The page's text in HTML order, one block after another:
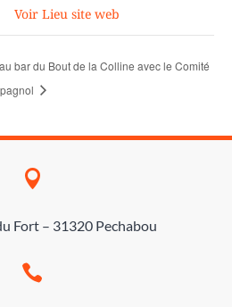
Voir Lieu site web
bar du Bout de la Colline avec le Comité

Fort – 31320 Pechabou
